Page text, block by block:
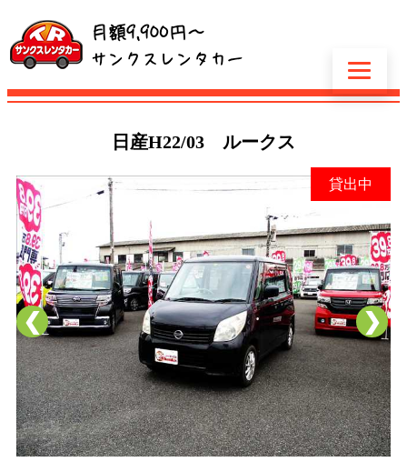
日産H22/03 ルークス
貸出中
❮ ❯